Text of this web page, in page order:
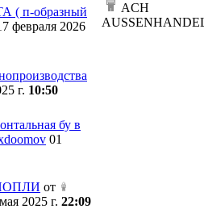
( п-образный
февраля 2026
г. 10:50
бу в
01
от
2025 г. 22:09
ACH